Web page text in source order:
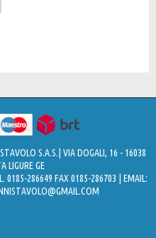
S.A.S.| VIA DOGALI, 16 - 16038
LIGURE GE
0185-286649 FAX 0185-286703 | EMAIL: